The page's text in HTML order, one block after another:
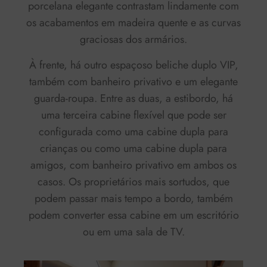
porcelana elegante contrastam lindamente com
os acabamentos em madeira quente e as curvas
graciosas dos armários.
À frente, há outro espaçoso beliche duplo VIP,
também com banheiro privativo e um elegante
guarda-roupa. Entre as duas, a estibordo, há
uma terceira cabine flexível que pode ser
configurada como uma cabine dupla para
crianças ou como uma cabine dupla para
amigos, com banheiro privativo em ambos os
casos. Os proprietários mais sortudos, que
podem passar mais tempo a bordo, também
podem converter essa cabine em um escritório
ou em uma sala de TV.